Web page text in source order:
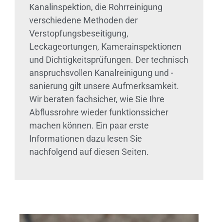
Kanalinspektion, die Rohrreinigung
verschiedene Methoden der
Verstopfungsbeseitigung,
Leckageortungen, Kamerainspektionen
und Dichtigkeitsprüfungen. Der technisch
anspruchsvollen Kanalreinigung und -
sanierung gilt unsere Aufmerksamkeit.
Wir beraten fachsicher, wie Sie Ihre
Abflussrohre wieder funktionssicher
machen können. Ein paar erste
Informationen dazu lesen Sie
nachfolgend auf diesen Seiten.